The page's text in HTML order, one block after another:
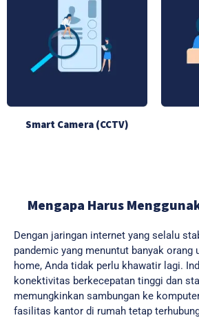
Smart Camera (CCTV)
Mengapa Harus
Dengan jaringan internet yang selalu
pandemic yang menuntut banyak orang
home, Anda tidak perlu khawatir lagi.
konektivitas berkecepatan tinggi dan
memungkinkan sambungan ke
fasilitas kantor di rumah tetap